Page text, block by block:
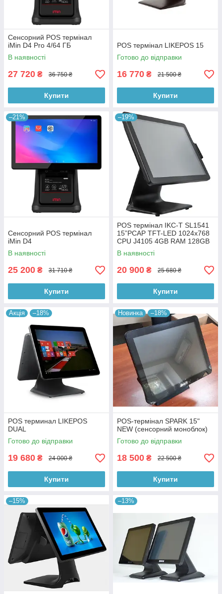
Сенсорний POS термінал
iMin D4 Pro 4/64 ГБ
В наявності
27 720 ₴ 36 750 ₴
Купити
POS термінал LIKEPOS 15
Готово до відправки
16 770 ₴ 21 500 ₴
Купити
–21%
Сенсорний POS термінал
iMin D4
В наявності
25 200 ₴ 31 710 ₴
Купити
–19%
POS термінал IKC-T SL1541
15”PCAP TFT-LED 1024х768
CPU J4105 4GB RAM 128GB
SSD без ОС
В наявності
20 900 ₴ 25 680 ₴
Купити
Акція –18%
POS терминал LIKEPOS
DUAL
Готово до відправки
19 680 ₴ 24 000 ₴
Купити
Новинка –18%
POS-термінал SPARK 15"
NEW (сенсорний моноблок)
Готово до відправки
18 500 ₴ 22 500 ₴
Купити
–15% –13%